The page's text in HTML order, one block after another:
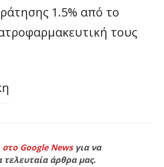
1.5% από το
τους
στο Google Newsγια να
τελευταία άρθρα μας.